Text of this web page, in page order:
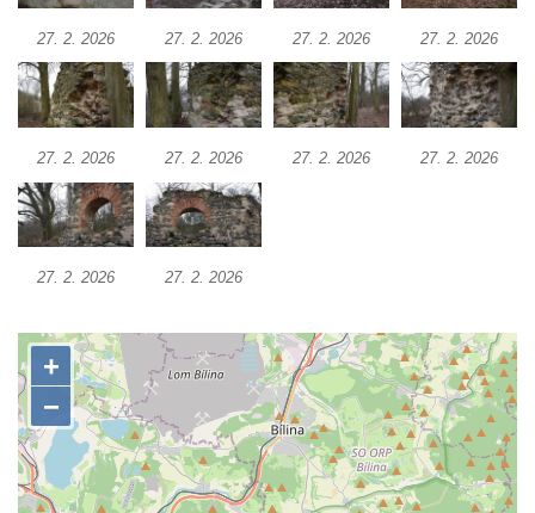
svatého Michaela Archanděla v Bochově
Kostel Zvěstování Panny Marie v Duchcově
Výklenková kaple v Teplické ulici u stadionu
v Duchcově
Evangelický kostel v Duchcově
Kostel svatých Petra a Pavla v Jeníkově
Kaple svatého Jana Nepomuckého v
Lahošti
Kostel svatého Mikuláše v Mikulášovicích
Kaple Tří otců v Mikulášovicích
Kaple Matky Boží v Mikulášovicích
27. 2. 2026 27. 2. 2026 27. 2. 2026 27. 2. 2026
27. 2. 2026 27. 2. 2026 27. 2. 2026 27. 2. 2026
27. 2. 2026 27. 2. 2026